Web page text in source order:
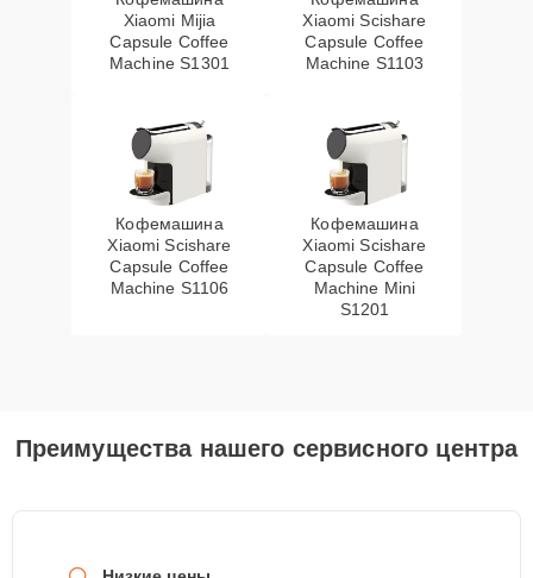
Xiaomi Mijia
Capsule Coffee
Machine S1301
Xiaomi Scishare
Capsule Coffee
Machine S1103
Кофемашина
Xiaomi Scishare
Capsule Coffee
Machine S1106
Кофемашина
Xiaomi Scishare
Capsule Coffee
Machine Mini
S1201
Преимущества нашего сервисного центра